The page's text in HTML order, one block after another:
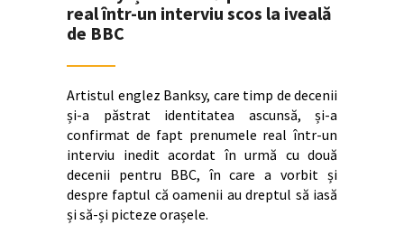
real într-un interviu scos la iveală
de BBC
Artistul englez Banksy, care timp de decenii
și-a păstrat identitatea ascunsă, și-a
confirmat de fapt prenumele real într-un
interviu inedit acordat în urmă cu două
decenii pentru BBC, în care a vorbit și
despre faptul că oamenii au dreptul să iasă
și să-și picteze orașele.